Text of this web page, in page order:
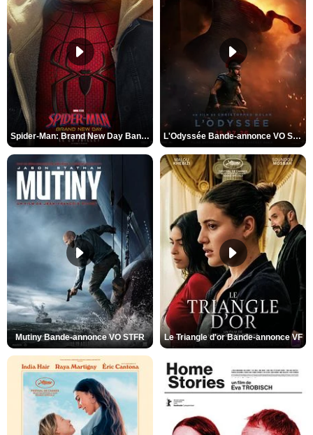
Spider-Man: Brand New Day Bande-annonce VO STFR L'Odyssée Bande-annonce VO STFR
Mutiny Bande-annonce VO STFR Le Triangle d'or Bande-annonce VF